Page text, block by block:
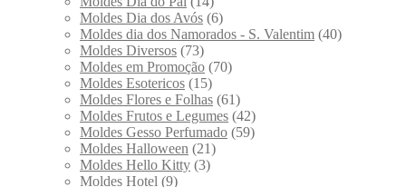
Moldes Dia dos Avós (6)
Moldes dia dos Namorados - S. Valentim (40)
Moldes Diversos (73)
Moldes em Promoção (70)
Moldes Esotericos (15)
Moldes Flores e Folhas (61)
Moldes Frutos e Legumes (42)
Moldes Gesso Perfumado (59)
Moldes Halloween (21)
Moldes Hello Kitty (3)
Moldes Hotel (9)